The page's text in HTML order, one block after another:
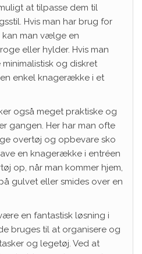
at tilpasse dem til
Hvis man har brug for
kan man vælge en
eller hylder. Hvis man
og diskret
enkel knagerække i et
også meget praktiske og
gangen. Her har man ofte
overtøj og opbevare sko
en knagerække i entréen
op, når man kommer hjem,
gulvet eller smides over en
en fantastisk løsning i
bruges til at organisere og
og legetøj. Ved at